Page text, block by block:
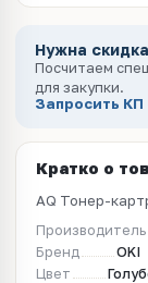
Нужна
Посчитаем
для закупки.
Запросить
Кратко о
AQ Тонер-
Производитель
Бренд
OKI
Цвет